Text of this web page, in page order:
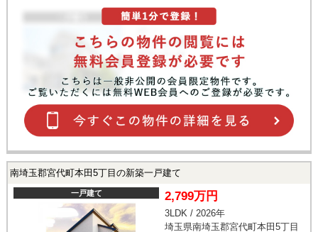
南埼玉郡宮代町本田5丁目の新築一戸建て
一戸建て 2,799万円
3LDK / 2026年
埼玉県南埼玉郡宮代町本田5丁目